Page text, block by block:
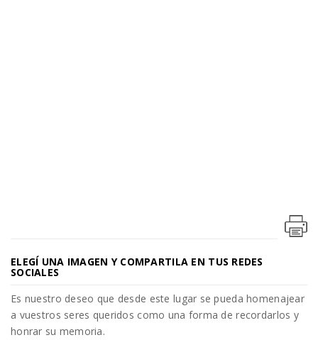
ELEGÍ UNA IMAGEN Y COMPARTILA EN TUS REDES
SOCIALES
Es nuestro deseo que desde este lugar se pueda homenajear
a vuestros seres queridos como una forma de recordarlos y
honrar su memoria.